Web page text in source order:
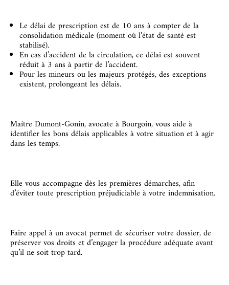
Le délai de prescription est de 10 ans à compter de la
consolidation médicale (moment où l’état de santé est
stabilisé).
En cas d’accident de la circulation, ce délai est souvent
réduit à 3 ans à partir de l’accident.
Pour les mineurs ou les majeurs protégés, des exceptions
existent, prolongeant les délais.
Maître Dumont-Gonin, avocate à Bourgoin, vous aide à
identifier les bons délais applicables à votre situation et à agir
dans les temps.
Elle vous accompagne dès les premières démarches, afin
d’éviter toute prescription préjudiciable àvotre indemnisation.
Faire appel à un avocat permet de sécuriser votre dossier, de
préserver vos droits et d’engager la procédure adéquate avant
qu’il ne soit trop tard.